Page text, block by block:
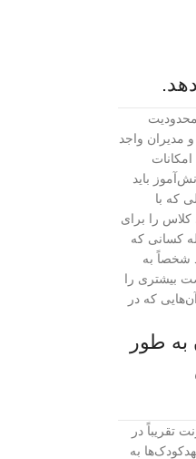
مدیران واجد
باید
که با
کلاس را برای
کسانی که
شخصاً به
بیشتری را
که در
به طور
تقریباً در
به